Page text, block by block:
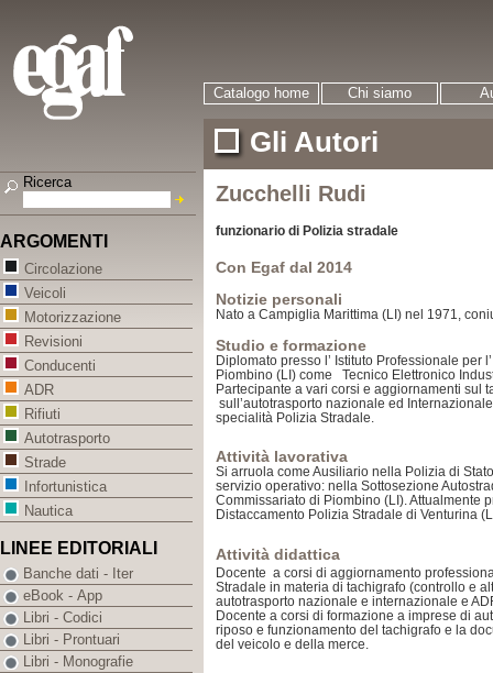
Catalogo home Chi siamo
Gli Autori
Zucchelli Rudi
funzionario di Polizia stradale
Con Egaf dal 2014
Notizie personali
Nato a Campiglia Marittima (LI) nel 1971,
Studio e formazione
Diplomato presso l’ Istituto Professionale per
Piombino (LI) come Tecnico Elettronico
Partecipante a vari corsi e aggiornamenti sul
sull’autotrasporto nazionale ed
specialità Polizia Stradale.
Attività lavorativa
Si arruola come Ausiliario nella Polizia di
servizio operativo: nella Sottosezione
Commissariato di Piombino (LI). Attualmente
Distaccamento Polizia Stradale di Venturina
Attività didattica
Docente a corsi di aggiornamento
Stradale in materia di tachigrafo (controllo e
autotrasporto nazionale e internazionale e
Docente a corsi di formazione a imprese di
riposo e funzionamento del tachigrafo e la
del veicolo e della merce.
Ricerca
ARGOMENTI
Circolazione
Veicoli
Motorizzazione
Revisioni
Conducenti
ADR
Rifiuti
Autotrasporto
Strade
Infortunistica
Nautica
LINEE EDITORIALI
Banche dati - Iter
eBook - App
Libri - Codici
Libri - Prontuari
Libri - Monografie